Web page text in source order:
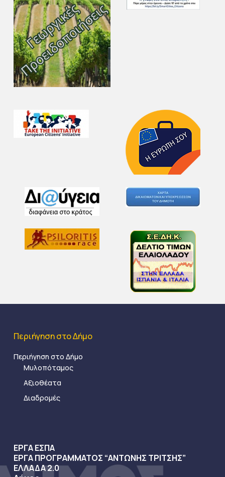
Περιήγηση στο Δήμο
Περιήγηση στο Δήμο
Μυλοπόταμος
Αξιοθέατα
Διαδρομές
ΕΡΓΑ ΕΣΠΑ
ΕΡΓΑ ΠΡΟΓΡΑΜΜΑΤΟΣ “ΑΝΤΩΝΗΣ ΤΡΙΤΣΗΣ”
ΕΛΛΑΔΑ 2.0